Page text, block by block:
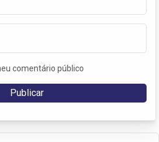
comentário público